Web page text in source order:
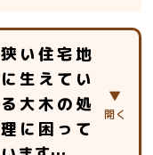
狭い住宅地
に生えてい
る大木の処
理に困って